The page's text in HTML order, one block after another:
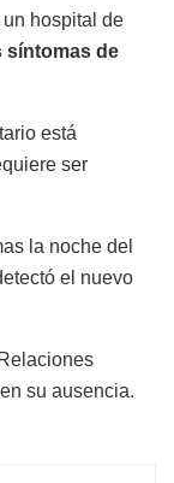
hospital de
síntomas de
está
ser
la noche del
el nuevo
su ausencia.